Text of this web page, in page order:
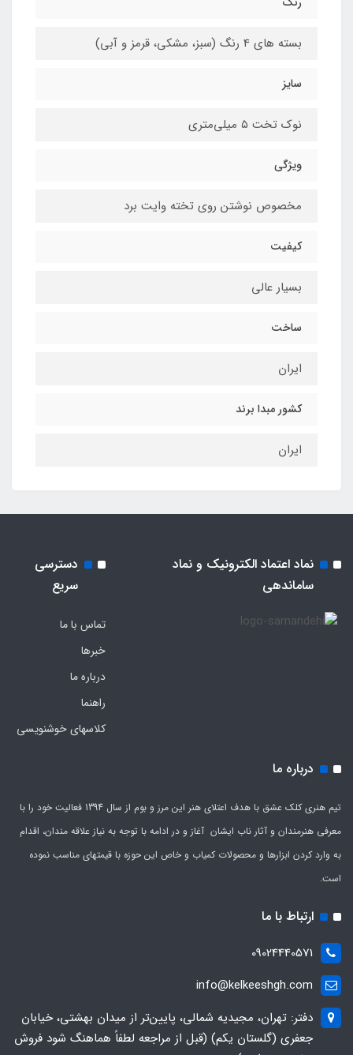
بسته های 4 رنگ (سبز، مشکی، قرمز و آبی)
سایز
نوک تخت ۵ میلی‌متری
ویژگی
مخصوص نوشتن روی تخته وایت برد
کیفیت
بسیار عالی
ساخت
ایران
کشور مبدا برند
ایران
نماد اعتماد الکترونیک و نماد
ساماندهی
دسترسی
سریع
تماس با ما
خبرها
درباره ما
راهنما
کلاسهای خوشنویسی
درباره ما
تیم هنری کلک عشق با هدف اعتلای هنر این مرز و بوم از سال 1394 فعالیت خود را با
معرفی هنرمندان و آثار ناب ایشان آغاز و در ادامه با توجه به نیاز علاقه مندان، اقدام
به وارد کردن ابزارها و محصولات کمیاب و خاص این حوزه با قیمتهای مناسب نموده
است.
ارتباط با ما
09024440571
info@kelkeeshgh.com
دفتر: تهران، مجیدیه شمالی، پایین‌تر از میدان بهشتی، خیابان
جعفری (گلستان یکم) (قبل از مراجعه لطفاً هماهنگ شود فروش